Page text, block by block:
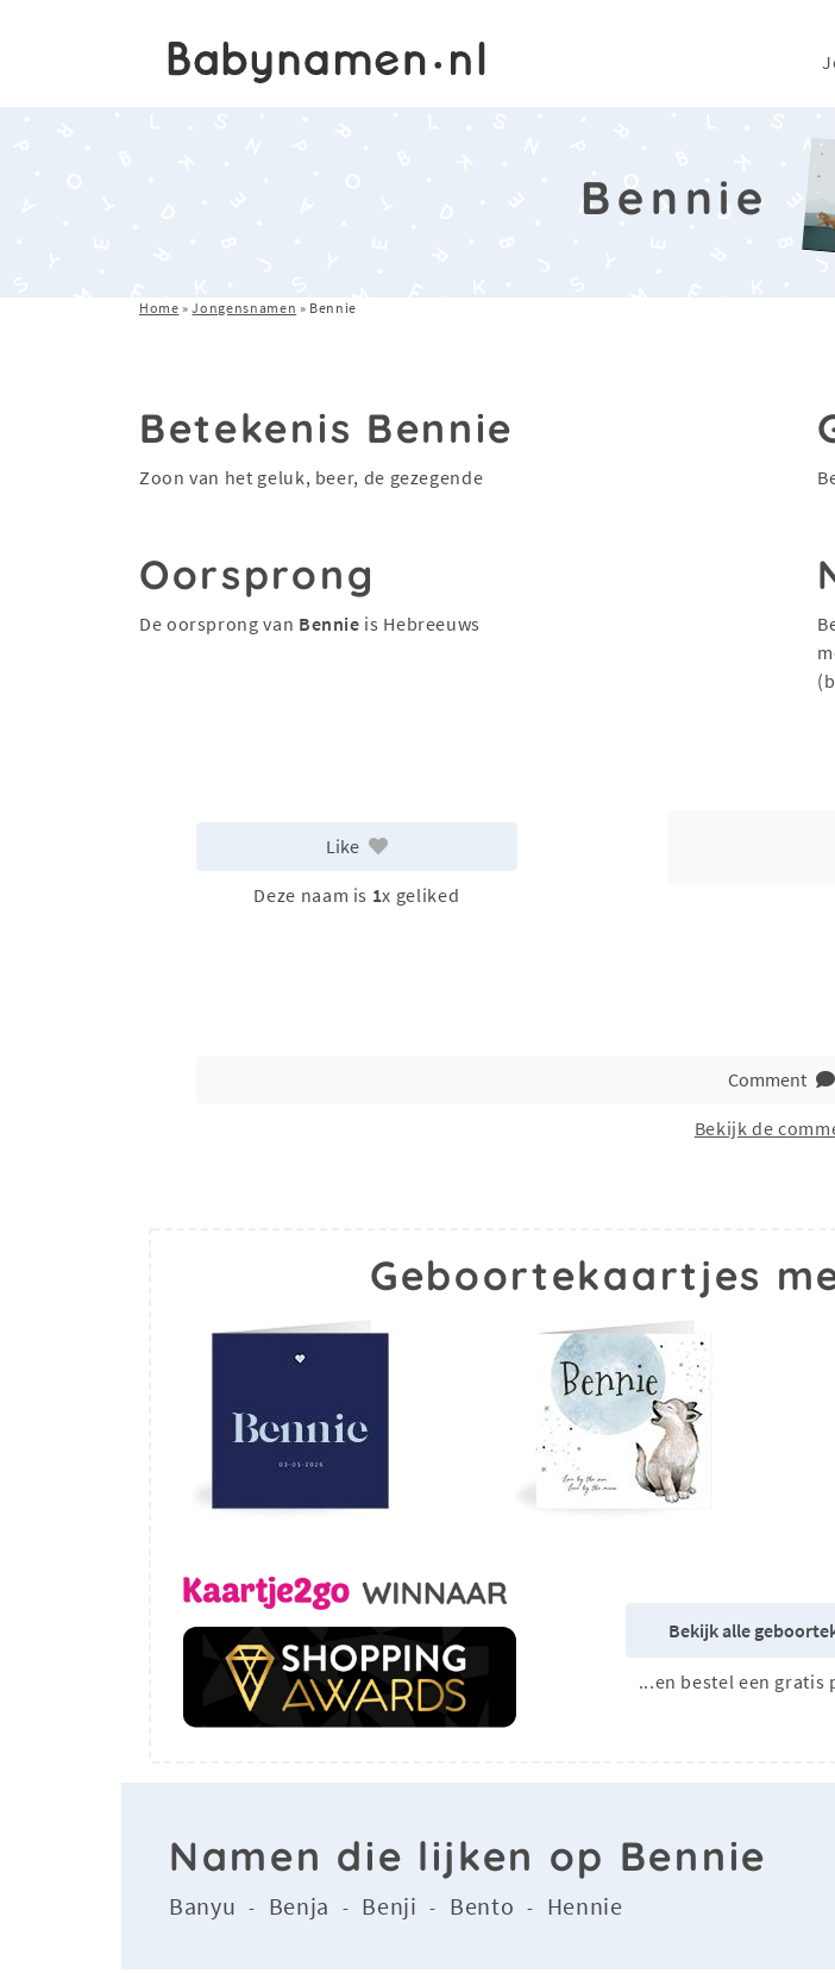
Bennie
Home »Jongensnamen » Bennie
Betekenis Bennie
Zoon van het geluk, beer, de gezegende
Oorsprong
De oorsprong van Bennie is Hebreeuws
Like
Deze naam is 1x geliked
Comment
Bekijk de
Geboortekaartjes
Bekijk alle
...en bestel een gratis
Namen die lijken op Bennie
Banyu - Benja - Benji - Bento - Hennie